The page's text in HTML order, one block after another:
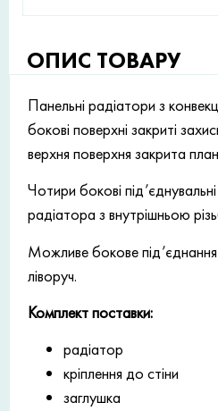
ОПИС ТОВАРУ
Панельні радіатори з
бокові поверхні закриті
верхня поверхня закрита
Чотири бокові
радіатора з внутрішньою
Можливе бокове під’єднання
ліворуч.
Комплект поставки:
радіатор
кріплення до стіни
заглушка